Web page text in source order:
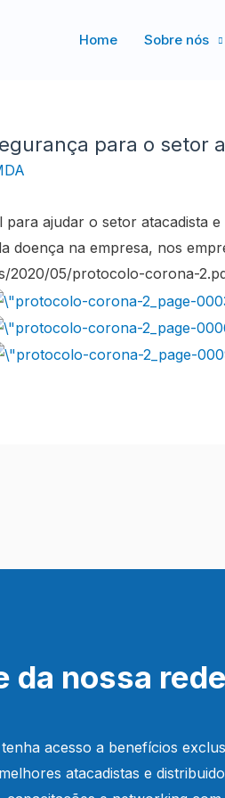
Home Sobre nós
para o setor
ajudar o setor atacadista e
doença na empresa, nos
2020/05/protocolo-corona-
da nossa
acesso a benefícios
atacadistas e